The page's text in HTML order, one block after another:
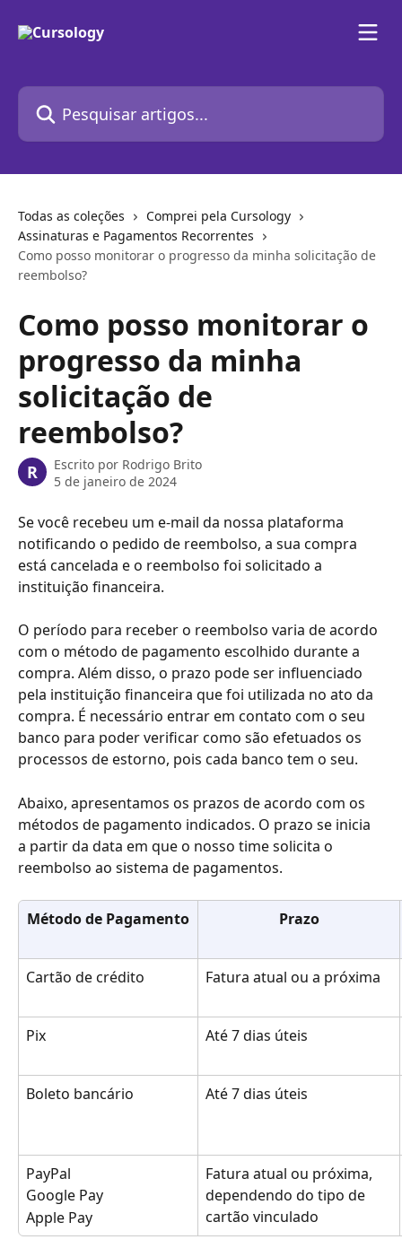
Pesquisar artigos...
Todas as coleções
Comprei pela Cursology
Assinaturas e Pagamentos Recorrentes
Como posso monitorar o progresso da minha solicitação de
reembolso?
Como posso monitorar o
progresso da minha
solicitação de
reembolso?
R Escrito por Rodrigo Brito
5 de janeiro de 2024
Se você recebeu um e-mail da nossa plataforma
notificando o pedido de reembolso, a sua compra
está cancelada e o reembolso foi solicitado a
instituição financeira.
O período para receber o reembolso varia de acordo
com o método de pagamento escolhido durante a
compra. Além disso, o prazo pode ser influenciado
pela instituição financeira que foi utilizada no ato da
compra. É necessário entrar em contato com o seu
banco para poder verificar como são efetuados os
processos de estorno, pois cada banco tem o seu.
Abaixo, apresentamos os prazos de acordo com os
métodos de pagamento indicados. O prazo se inicia
a partir da data em que o nosso time solicita o
reembolso ao sistema de pagamentos.
Método de Pagamento Prazo
Cartão de crédito Fatura atual ou a próxima
Pix Até 7 dias úteis
Boleto bancário Até 7 dias úteis
PayPal
Google Pay
Apple Pay
Fatura atual ou próxima,
dependendo do tipo de
cartão vinculado